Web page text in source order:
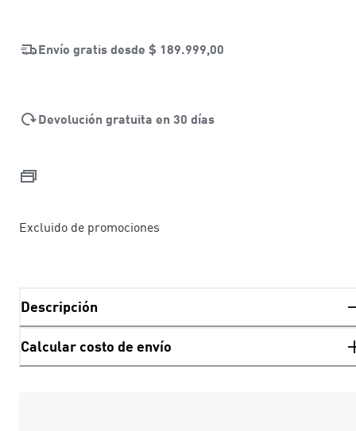
Envío gratis desde $ 189.999,00
Devolución gratuita en 30 días
Excluido de promociones
Descripción
Calcular costo de envío